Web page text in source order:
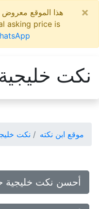
asking price is
نكت
موقع ابن نكته نكت خليجية
أحسن نكت خليجية